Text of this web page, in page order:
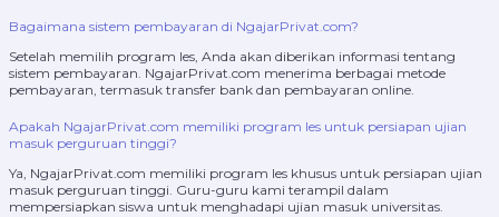
Bagaimana sistem pembayaran di NgajarPrivat.com?
Setelah memilih program les, Anda akan diberikan informasi tentang
sistem pembayaran. NgajarPrivat.com menerima berbagai metode
pembayaran, termasuk transfer bank dan pembayaran online.
Apakah NgajarPrivat.com memiliki program les untuk persiapan ujian
masuk perguruan tinggi?
Ya, NgajarPrivat.com memiliki program les khusus untuk persiapan ujian
masuk perguruan tinggi. Guru-guru kami terampil dalam
mempersiapkan siswa untuk menghadapi ujian masuk universitas.